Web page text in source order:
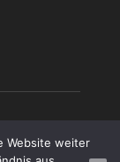
Website weiter